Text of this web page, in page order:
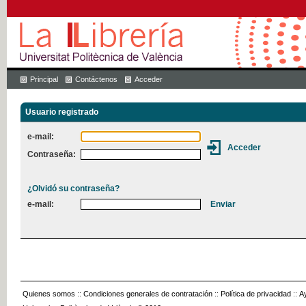
Principal Contáctenos Acceder
Usuario registrado
e-mail:
Contraseña:
¿Olvidó su contraseña?
e-mail:
Quienes somos :: Condiciones generales de contratación :: Política de privacidad ::